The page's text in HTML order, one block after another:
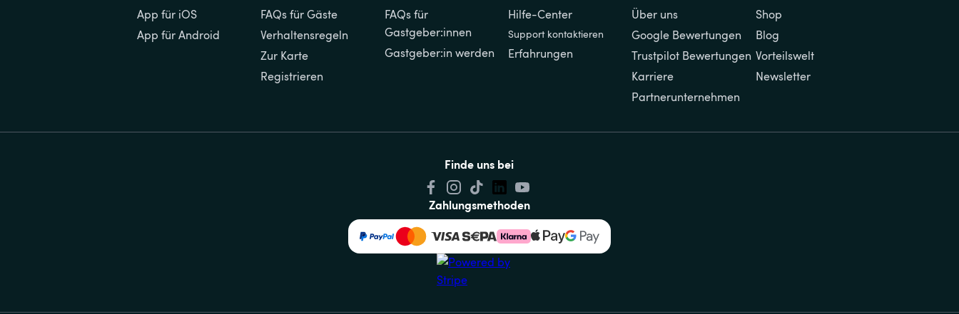
App für iOS
App für Android
FAQs für Gäste
Verhaltensregeln
Zur Karte
Registrieren
FAQs für
Gastgeber:innen
Gastgeber:in werden
Hilfe-Center
Support kontaktieren
Erfahrungen
Über uns
Google Bewertungen
Trustpilot Bewertungen
Karriere
Partnerunternehmen
Shop
Blog
Vorteilswelt
Newsletter
Finde uns bei
Zahlungsmethoden